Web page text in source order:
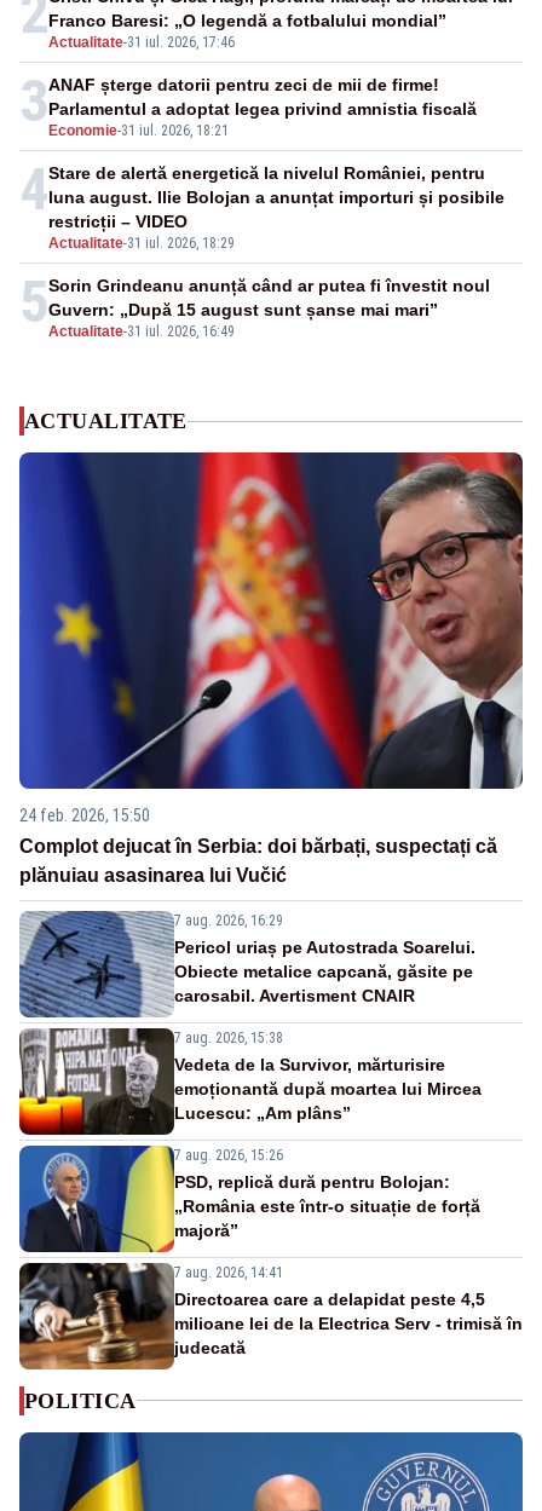
Actualitate-31 iul. 2026, 17:46
Franco Baresi: „O legendă a fotbalului mondial”
3 Economie-31 iul. 2026, 18:21
ANAF șterge datorii pentru zeci de mii de firme!
Parlamentul a adoptat legea privind amnistia fiscală
4
Actualitate-31 iul. 2026, 18:29
Stare de alertă energetică la nivelul României, pentru
luna august. Ilie Bolojan a anunțat importuri și posibile
restricții – VIDEO
5Actualitate-31 iul. 2026, 16:49
Sorin Grindeanu anunță când ar putea fi învestit noul
Guvern: „După 15 august sunt șanse mai mari”
ACTUALITATE
24 feb. 2026, 15:50
Complot dejucat în Serbia: doi bărbați, suspectați că
plănuiau asasinarea lui Vučić
7 aug. 2026, 16:29
Pericol uriaș pe Autostrada Soarelui.
Obiecte metalice capcană, găsite pe
carosabil. Avertisment CNAIR
7 aug. 2026, 15:38
Vedeta de la Survivor, mărturisire
emoționantă după moartea lui Mircea
Lucescu: „Am plâns”
7 aug. 2026, 15:26
PSD, replică dură pentru Bolojan:
„România este într-o situație de forță
majoră”
7 aug. 2026, 14:41
Directoarea care a delapidat peste 4,5
milioane lei de la Electrica Serv - trimisă în
judecată
POLITICA